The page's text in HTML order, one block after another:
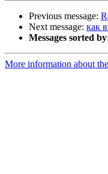
Previous message:
Next message: как
Messages sorted
More information about